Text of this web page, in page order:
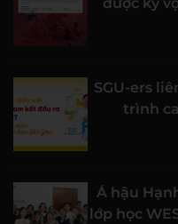
SGU-ers
trình
Á hậu
lớp học